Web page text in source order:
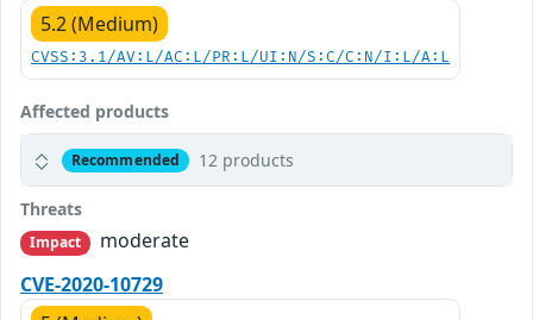
5.2 (Medium)
CVSS:3.1/AV:L/AC:L/PR:L/UI:N/S:C/C:N/I:L/A:L
Affected products
Recommended 12 products
Threats
Impact
moderate
CVE-2020-10729